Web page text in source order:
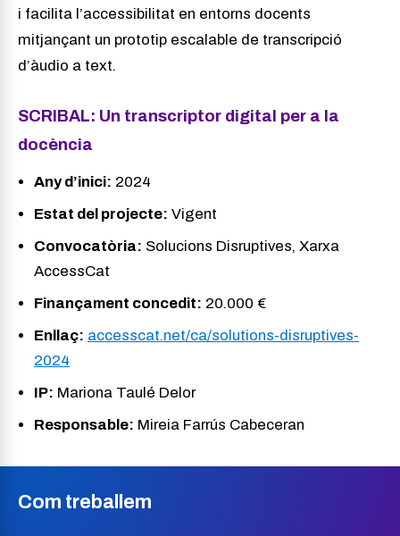
i facilita l’accessibilitat en entorns docents
mitjançant un prototip escalable de transcripció
d’àudio a text.
SCRIBAL: Un transcriptor digital per a la
docència
Any d’inici: 2024
Estat del projecte: Vigent
Convocatòria: Solucions Disruptives, Xarxa
AccessCat
Finançament concedit: 20.000 €
Enllaç: accesscat.net/ca/solutions-disruptives-
2024
IP: Mariona Taulé Delor
Responsable: Mireia Farrús Cabeceran
Com treballem